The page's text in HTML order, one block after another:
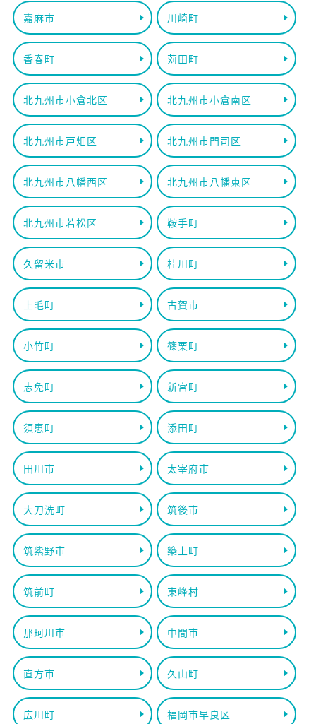
嘉麻市 川崎町
香春町 苅田町
北九州市小倉北区 北九州市小倉南区
北九州市戸畑区 北九州市門司区
北九州市八幡西区 北九州市八幡東区
北九州市若松区 鞍手町
久留米市 桂川町
上毛町 古賀市
小竹町 篠栗町
志免町 新宮町
須恵町 添田町
田川市 太宰府市
大刀洗町 筑後市
筑紫野市 築上町
筑前町 東峰村
那珂川市 中間市
直方市 久山町
広川町 福岡市早良区